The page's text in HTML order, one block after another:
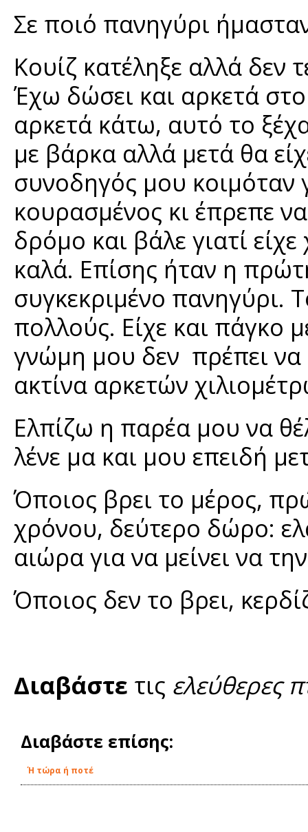
Σε ποιό πανηγύρι
Κουίζ κατέληξε αλλά δεν
Έχω δώσει και αρκετά
αρκετά κάτω, αυτό το
με βάρκα αλλά μετά θα
συνοδηγός μου κοιμόταν
κουρασμένος κι έπρεπε
δρόμο και βάλε γιατί
καλά. Επίσης ήταν η
συγκεκριμένο πανηγύρι.
πολλούς. Είχε και πάγκο
γνώμη μου δεν πρέπει να
ακτίνα αρκετών
Ελπίζω η παρέα μου να
λένε μα και μου επειδή
Όποιος βρει το μέρος,
χρόνου, δεύτερο δώρο:
αιώρα για να μείνει να
Όποιος δεν το βρει,
Διαβάστε τις ελεύθερες
Διαβάστε επίσης:
Ή τώρα ή ποτέ